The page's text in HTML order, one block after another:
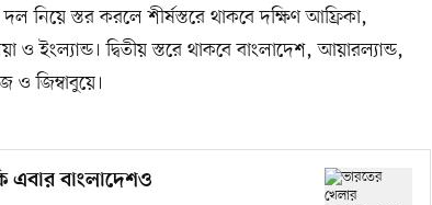
নিয়ে স্তর করলে শীর্ষস্তরে থাকবে দক্ষিণ আফ্রিকা,
ও ইংল্যান্ড। দ্বিতীয় স্তরে থাকবে বাংলাদেশ, আয়ারল্যান্ড,
ও জিম্বাবুয়ে।
এবার বাংলাদেশও